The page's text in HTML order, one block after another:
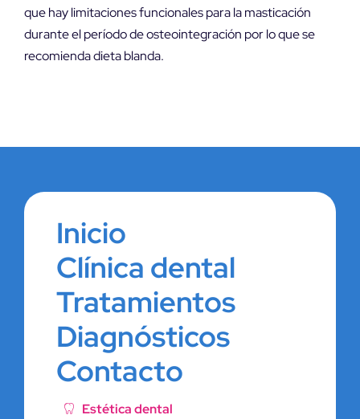
que hay limitaciones funcionales para la masticación
durante el período de osteointegración por lo que se
recomienda dieta blanda.
Inicio
Clínica dental
Tratamientos
Diagnósticos
Contacto
Estética dental